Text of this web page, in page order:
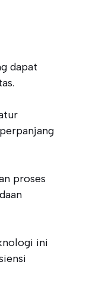
dapat
proses
ini